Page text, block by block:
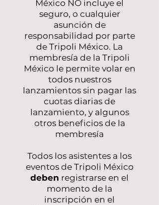
México NO incluye el
seguro, o cualquier
asunción de
responsabilidad por parte
de Tripoli México. La
membresía de la Tripoli
México le permite volar en
todos nuestros
lanzamientos sin pagar las
cuotas diarias de
lanzamiento, y algunos
otros beneficios de la
membresía
Todos los asistentes a los
eventos de Tripoli México
deben registrarse en el
momento de la
inscripción en el